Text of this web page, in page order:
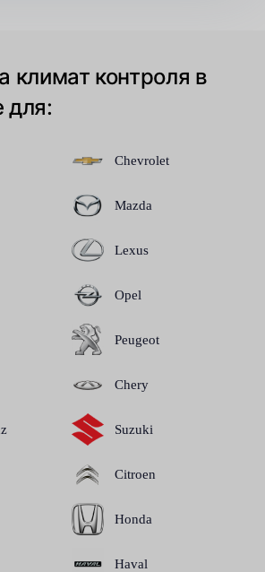
климат контроля в
для:
Chevrolet
Mazda
Lexus
Opel
Peugeot
Chery
Suzuki
Citroen
Honda
Haval